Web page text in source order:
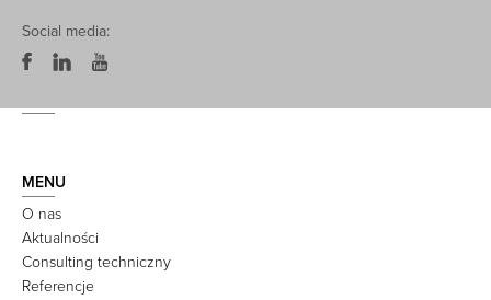
Social media:
MENU
O nas
Aktualności
Consulting techniczny
Referencje